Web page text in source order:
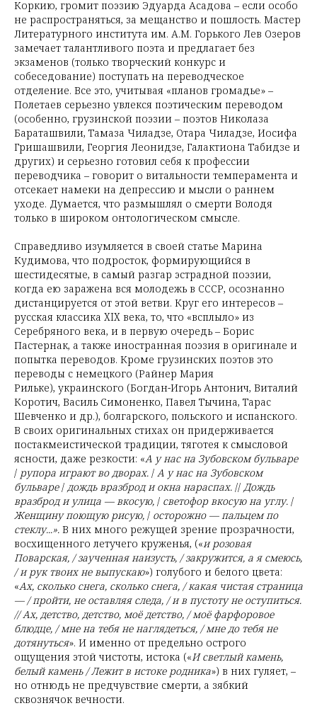
Коркию, громит поэзию Эдуарда Асадова – если особо
не распространяться, за мещанство и пошлость. Мастер
Литературного института им. А.М. Горького Лев Озеров
замечает талантливого поэта и предлагает без
экзаменов (только творческий конкурс и
собеседование) поступать на переводческое
отделение. Все это, учитывая «планов громадье» –
Полетаев серьезно увлекся поэтическим переводом
(особенно, грузинской поэзии – поэтов Николаза
Бараташвили, Тамаза Чиладзе, Отара Чиладзе, Иосифа
Гришашвили, Георгия Леонидзе, Галактиона Табидзе и
других) и серьезно готовил себя к профессии
переводчика – говорит о витальности темперамента и
отсекает намеки на депрессию и мысли о раннем
уходе. Думается, что размышлял о смерти Володя
только в широком онтологическом смысле.
Справедливо изумляется в своей статье Марина
Кудимова, что подросток, формирующийся в
шестидесятые, в самый разгар эстрадной поэзии,
когда ею заражена вся молодежь в СССР, осознанно
дистанцируется от этой ветви. Круг его интересов –
русская классика XIX века, то, что «всплыло» из
Серебряного века, и в первую очередь – Борис
Пастернак, а также иностранная поэзия в оригинале и
попытка переводов. Кроме грузинских поэтов это
переводы с немецкого (Райнер Мария
Рильке), украинского (Богдан-Игорь Антонич, Виталий
Коротич, Василь Симоненко, Павел Тычина, Тарас
Шевченко и др.), болгарского, польского и испанского.
В своих оригинальных стихах он придерживается
постакмеистической традиции, тяготея к смысловой
ясности, даже резкости: «А у нас на Зубовском бульваре
/ рупора играют во дворах. / А у нас на Зубовском
бульваре/ дождь вразброд и окна нараспах. // Дождь
вразброд и улица — вкосую, / светофор вкосую на углу. /
Женщину поющую рисую, / осторожно — пальцем по
стеклу...». В них много режущей зрение прозрачности,
восхищенного летучего круженья, («и розовая
Поварская, / заученная наизусть, / закружится, а я смеюсь,
/ и рук твоих не выпускаю») голубого и белого цвета:
«Ах, сколько снега, сколько снега, / какая чистая страница
— / пройти, не оставляя следа, / и в пустоту не оступиться.
// Ах, детство, детство, моё детство, / моё фарфоровое
блюдце, / мне на тебя не наглядеться, / мне до тебя не
дотянуться». И именно от предельно острого
ощущения этой чистоты, истока («И светлый камень,
белый камень / Лежит в истоке родника») в них гуляет, –
но отнюдь не предчувствие смерти, а зябкий
сквознячок вечности.